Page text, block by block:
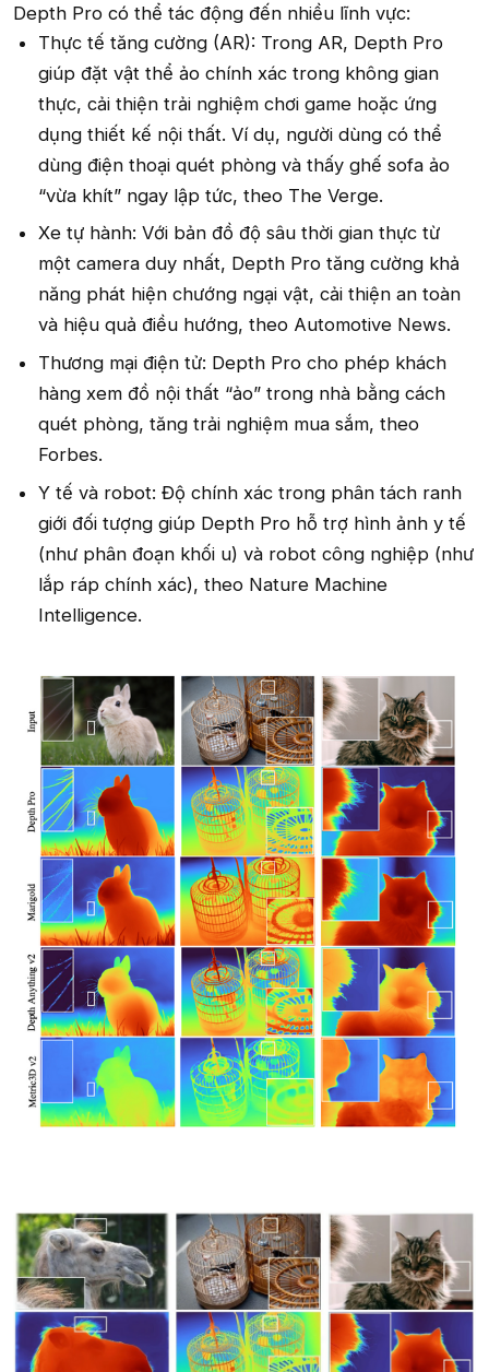
Depth Pro có thể tác động đến nhiều lĩnh vực:
Thực tế tăng cường (AR): Trong AR, Depth Pro
giúp đặt vật thể ảo chính xác trong không gian
thực, cải thiện trải nghiệm chơi game hoặc ứng
dụng thiết kế nội thất. Ví dụ, người dùng có thể
dùng điện thoại quét phòng và thấy ghế sofa ảo
“vừa khít” ngay lập tức, theo The Verge.
Xe tự hành: Với bản đồ độ sâu thời gian thực từ
một camera duy nhất, Depth Pro tăng cường khả
năng phát hiện chướng ngại vật, cải thiện an toàn
và hiệu quả điều hướng, theo Automotive News.
Thương mại điện tử: Depth Pro cho phép khách
hàng xem đồ nội thất “ảo” trong nhà bằng cách
quét phòng, tăng trải nghiệm mua sắm, theo
Forbes.
Y tế và robot: Độ chính xác trong phân tách ranh
giới đối tượng giúp Depth Pro hỗ trợ hình ảnh y tế
(như phân đoạn khối u) và robot công nghiệp (như
lắp ráp chính xác), theo Nature Machine
Intelligence.